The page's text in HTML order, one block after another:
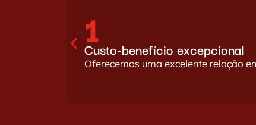
1
Custo-benefício excepcional
Oferecemos uma excelente relação